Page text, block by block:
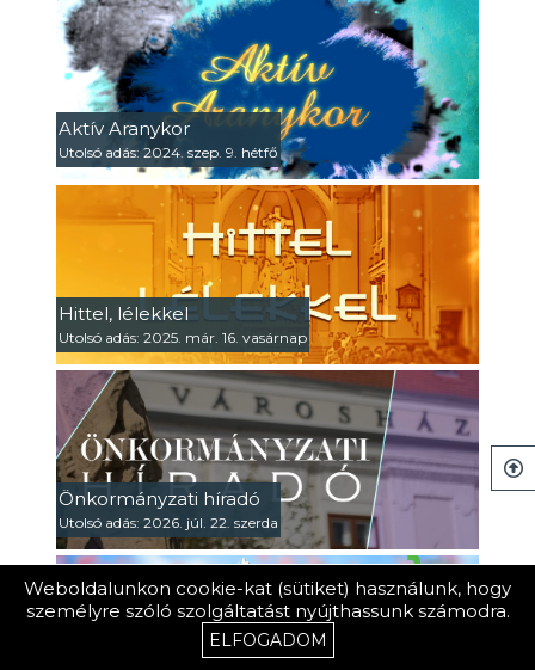
Aktív Aranykor
Utolsó adás: 2024. szep. 9. hétfő
Hittel, lélekkel
Utolsó adás: 2025. már. 16. vasárnap
Önkormányzati híradó
Utolsó adás: 2026. júl. 22. szerda
Weboldalunkon cookie-kat (sütiket) használunk, hogy
személyre szóló szolgáltatást nyújthassunk számodra.
ELFOGADOM